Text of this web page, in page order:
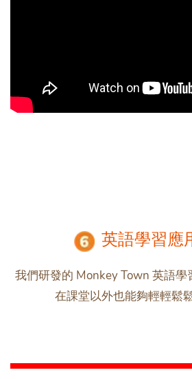
英語學習應
我們研發的 Monkey Town 英語學
在課堂以外也能夠輕輕鬆